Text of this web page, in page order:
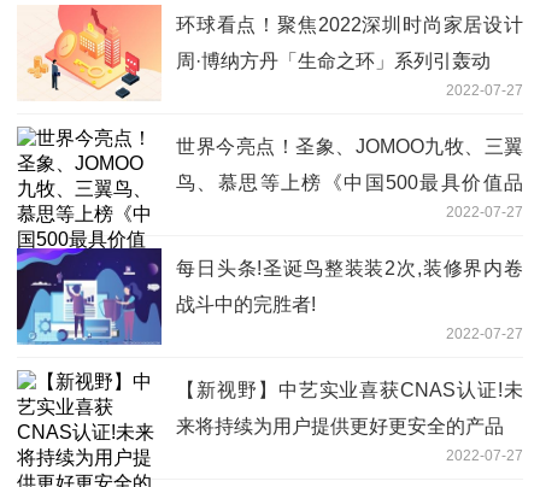
环球看点！聚焦2022深圳时尚家居设计
周·博纳方丹「生命之环」系列引轰动
2022-07-27
世界今亮点！圣象、JOMOO九牧、三翼
鸟、慕思等上榜《中国500最具价值品
2022-07-27
每日头条!圣诞鸟整装装2次,装修界内卷
战斗中的完胜者!
2022-07-27
【新视野】中艺实业喜获CNAS认证!未
来将持续为用户提供更好更安全的产品
2022-07-27